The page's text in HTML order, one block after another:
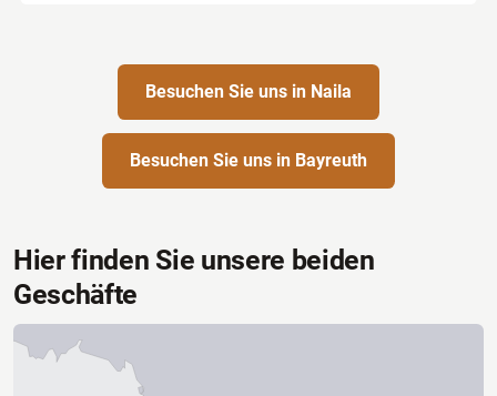
Besuchen Sie uns in Naila
Besuchen Sie uns in Bayreuth
Hier finden Sie unsere beiden
Geschäfte